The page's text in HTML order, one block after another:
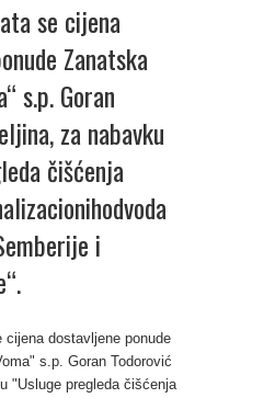
se cijena
Zanatska
s.p. Goran
za nabavku
čišćenja
i
dostavljene ponude
s.p. Goran Todorović
"Usluge pregleda čišćenja